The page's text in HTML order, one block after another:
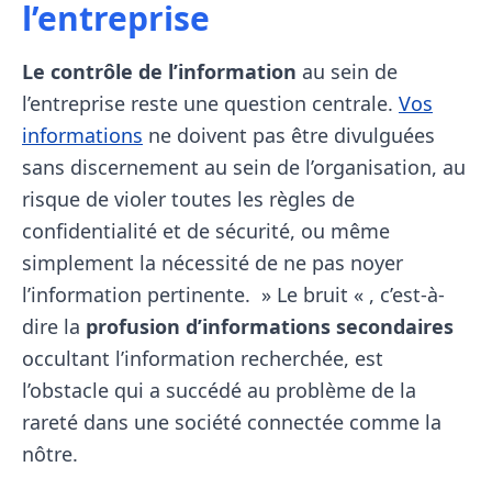
l’entreprise
Le contrôle de l’information au sein de
l’entreprise reste une question centrale. Vos
informations ne doivent pas être divulguées
sans discernement au sein de l’organisation, au
risque de violer toutes les règles de
confidentialité et de sécurité, ou même
simplement la nécessité de ne pas noyer
l’information pertinente. » Le bruit « , c’est-à-
dire la profusion d’informations secondaires
occultant l’information recherchée, est
l’obstacle qui a succédé au problème de la
rareté dans une société connectée comme la
nôtre.